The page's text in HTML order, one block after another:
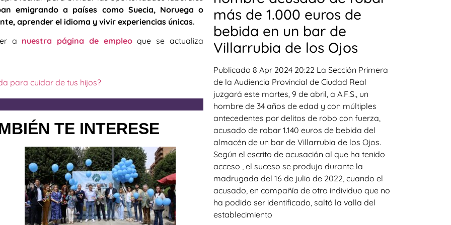
emigrando a países como Suecia, Noruega o
aprender el idioma y vivir experiencias únicas.
a nuestra página de empleoque se actualiza
para cuidar de tus hijos?
TE INTERESE
más de 1.000 euros de
bebida en un bar de
Villarrubia de los Ojos
Publicado 8 Apr 2024 20:22 La Sección Primera
de la Audiencia Provincial de Ciudad Real
juzgará este martes, 9 de abril, a A.F.S., un
hombre de 34 años de edad y con múltiples
antecedentes por delitos de robo con fuerza,
acusado de robar 1.140 euros de bebida del
almacén de un bar de Villarrubia de los Ojos.
Según el escrito de acusación al que ha tenido
acceso , el suceso se produjo durante la
madrugada del 16 de julio de 2022, cuando el
acusado, en compañía de otro individuo que no
ha podido ser identificado, saltó la valla del
establecimiento